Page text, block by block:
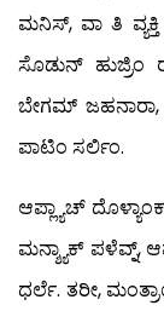
ಮನಿಸ್, ವಾ ತಿ
ಸೊಡುನ್ ಹುಜ್ರಿಂ
ಬೇಗಮ್
ಪಾಟಿಂ ಸರ್ಲಿಂ.
ಆಪ್ಲ್ಯಾಚ್
ಮನ್ಶ್ಯಾಕ್
ಧರ್ಲೆ. ತರೀ,